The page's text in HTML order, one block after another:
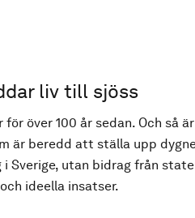
liv till sjöss
över 100 år sedan. Och så
är beredd att ställa upp
Sverige, utan bidrag från
ideella insatser.